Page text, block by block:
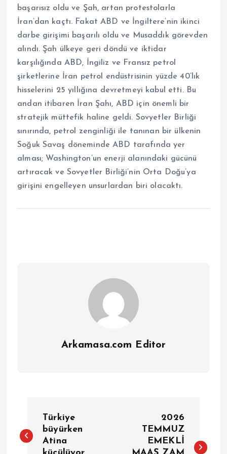
başarısız oldu ve Şah, artan protestolarla
İran’dan kaçtı. Fakat ABD ve İngiltere’nin ikinci
darbe girişimi başarılı oldu ve Musaddık görevden
alındı. Şah ülkeye geri döndü ve iktidar
karşılığında ABD, İngiliz ve Fransız petrol
şirketlerine İran petrol endüstrisinin yüzde 40’lık
hisselerini 25 yıllığına devretmeyi kabul etti. Bu
andan itibaren İran Şahı, ABD için önemli bir
stratejik müttefik haline geldi. Sovyetler Birliği
sınırında, petrol zenginliği ile tanınan bir ülkenin
Soğuk Savaş döneminde ABD tarafında yer
alması; Washington’un enerji alanındaki gücünü
artıracak ve Sovyetler Birliği’nin Orta Doğu’ya
girişini engelleyen unsurlardan biri olacaktı.
Arkamasa.com Editor
a
Türkiye
büyürken
Atina
2026
TEMMUZ
EMEKLİ